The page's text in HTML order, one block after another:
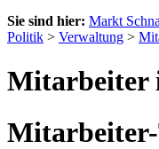
Sie sind hier: Markt
Politik > Verwaltung >
Mitarbeiter